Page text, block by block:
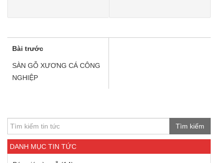
Bài trước
SÀN GỖ XƯƠNG CÁ CÔNG
NGHIỆP
Tìm kiếm
DANH MỤC TIN TỨC